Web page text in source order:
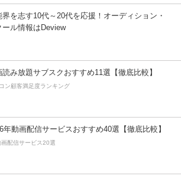
界を志す10代～20代を応援！オーディション・
ール情報はDeview
読み放題サブスクおすすめ11選【徹底比較】
ン顧客満足度ランキング
年動画配信サービスおすすめ40選【徹底比較】
画配信サービス20選